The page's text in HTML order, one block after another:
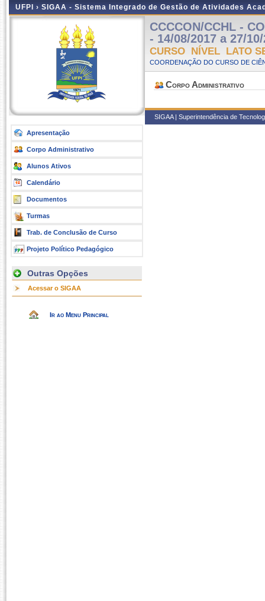
UFPI › SIGAA - Sistema Integrado de Gestão de Atividades
Apresentação
Corpo Administrativo
Alunos Ativos
Calendário
Documentos
Turmas
Trab. de Conclusão de Curso
Projeto Político Pedagógico
Outras Opções
Acessar o SIGAA
Ir ao Menu Principal
CCCCON/CCHL -
- 14/08/2017 a 27/
CURSO NÍVEL LATO
COORDENAÇÃO DO CURSO DE
Corpo Administrativo
SIGAA | Superintendência de